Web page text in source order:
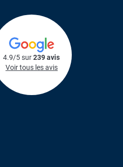
4.9/5 sur239 avis
Voir tous les avis